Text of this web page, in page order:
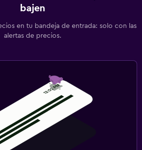
auxilios
comunes
bajen
en tu bandeja de entrada: solo con las
alertas de precios.